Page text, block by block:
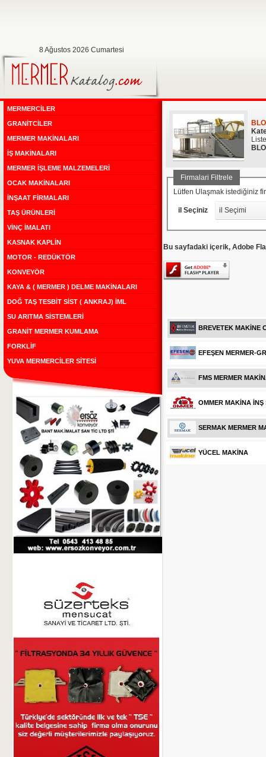
8 Ağustos 2026 Cumartesi
MERMERCİLER
GRANİTCİLER
MERMER MAKİNALARI
İŞ MAKİNALARI
MERMER İŞLEME MALZEMELERİ
OCAK MAKİNALARI
İNŞAAT FİRMALARI
TAŞ ÜRÜNLERİ
VİNÇ İMALATI
KASNAK KAPLİN
MOTOR - REDÜKTÖR
KONVEYÖR
KAYA & ( MERMER ) DELME MAKİNALARI
DOĞ TAŞ TESBİT SİST ( ANKRAJ) İML
SU ARITMA SİSTEMLERİ
GRANİT MERMER KUMLAMA
FORKLİF
YUVA MERMERCİLER SİTESİ
Lütfen Ulaşmak istediğiniz
il Seçiniz il Seçimi
Bu sayfadaki içerik, Adobe
BREVETEK MAKİNE
EFEŞEN MERMER-
FMS MERMER
OMMER MAKİNA İNŞ
SERMAK MERMER
YÜCEL MAKİNA